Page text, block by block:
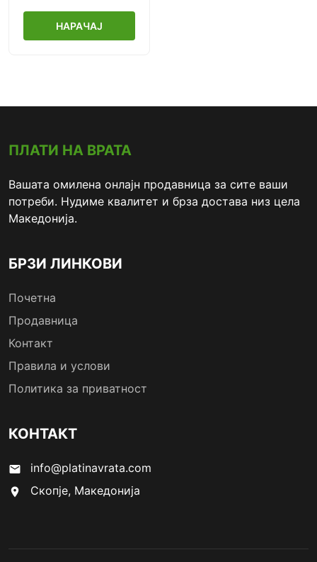
НАРАЧАЈ
ПЛАТИ НА ВРАТА
Вашата омилена онлајн продавница за сите ваши
потреби. Нудиме квалитет и брза достава низ цела
Македонија.
БРЗИ ЛИНКОВИ
Почетна
Продавница
Контакт
Правила и услови
Политика за приватност
КОНТАКТ
email info@platinavrata.com
location_on Скопје, Македонија